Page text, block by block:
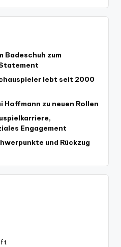
Badeschuh zum
lebt seit 2000
Hoffmann zu neuen Rollen
Engagement
und Rückzug